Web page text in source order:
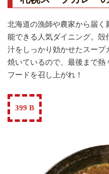
北海道の漁師や農家から届
能できる人気ダイニング。殻
汁をしっかり効かせたスープ
焼いているので、最後まで
フードを召し上がれ！
399 B